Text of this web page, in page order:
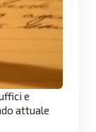
e
attuale